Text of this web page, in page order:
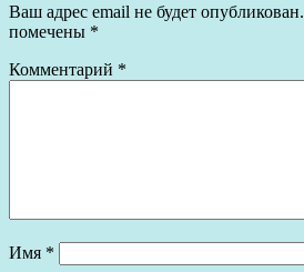
Ваш адрес email не будет опубликован.
помечены *
Комментарий *
Имя *